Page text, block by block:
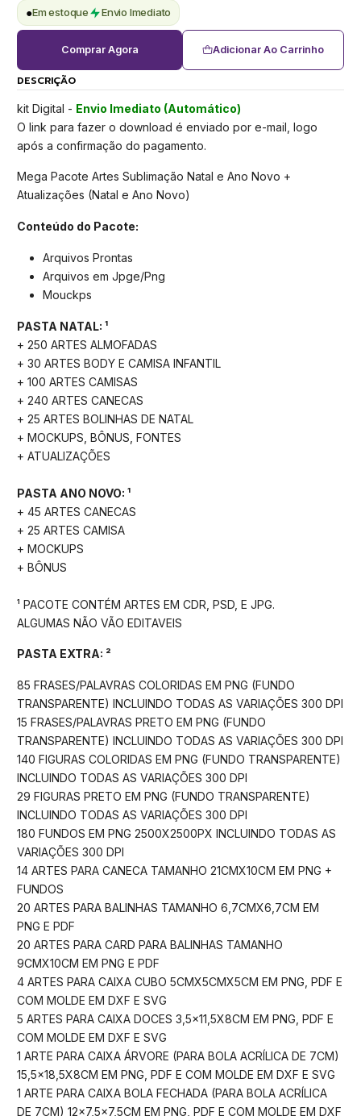
●Em estoque Envio Imediato
Adicionar Ao Carrinho
Comprar Agora
DESCRIÇÃO
kit Digital - Envio Imediato (Automático)
O link para fazer o download é enviado por e-mail, logo
após a confirmação do pagamento.
Mega Pacote Artes Sublimação Natal e Ano Novo +
Atualizações (Natal e Ano Novo)
Conteúdo do Pacote:
Arquivos Prontas
Arquivos em Jpge/Png
Mouckps
PASTA NATAL: ¹
+ 250 ARTES ALMOFADAS
+ 30 ARTES BODY E CAMISA INFANTIL
+ 100 ARTES CAMISAS
+ 240 ARTES CANECAS
+ 25 ARTES BOLINHAS DE NATAL
+ MOCKUPS, BÔNUS, FONTES
+ ATUALIZAÇÕES
PASTA ANO NOVO: ¹
+ 45 ARTES CANECAS
+ 25 ARTES CAMISA
+ MOCKUPS
+ BÔNUS
¹ PACOTE CONTÉM ARTES EM CDR, PSD, E JPG.
ALGUMAS NÃO VÃO EDITAVEIS
PASTA EXTRA: ²
85 FRASES/PALAVRAS COLORIDAS EM PNG (FUNDO
TRANSPARENTE) INCLUINDO TODAS AS VARIAÇÕES 300 DPI
15 FRASES/PALAVRAS PRETO EM PNG (FUNDO
TRANSPARENTE) INCLUINDO TODAS AS VARIAÇÕES 300 DPI
140 FIGURAS COLORIDAS EM PNG (FUNDO TRANSPARENTE)
INCLUINDO TODAS AS VARIAÇÕES 300 DPI
29 FIGURAS PRETO EM PNG (FUNDO TRANSPARENTE)
INCLUINDO TODAS AS VARIAÇÕES 300 DPI
180 FUNDOS EM PNG 2500X2500PX INCLUINDO TODAS AS
VARIAÇÕES 300 DPI
14 ARTES PARA CANECA TAMANHO 21CMX10CM EM PNG +
FUNDOS
20 ARTES PARA BALINHAS TAMANHO 6,7CMX6,7CM EM
PNG E PDF
20 ARTES PARA CARD PARA BALINHAS TAMANHO
9CMX10CM EM PNG E PDF
4 ARTES PARA CAIXA CUBO 5CMX5CMX5CM EM PNG, PDF E
COM MOLDE EM DXF E SVG
5 ARTES PARA CAIXA DOCES 3,5×11,5X8CM EM PNG, PDF E
COM MOLDE EM DXF E SVG
1 ARTE PARA CAIXA ÁRVORE (PARA BOLA ACRÍLICA DE 7CM)
15,5×18,5X8CM EM PNG, PDF E COM MOLDE EM DXF E SVG
1 ARTE PARA CAIXA BOLA FECHADA (PARA BOLA ACRÍLICA
DE 7CM) 12×7,5×7,5CM EM PNG, PDF E COM MOLDE EM DXF